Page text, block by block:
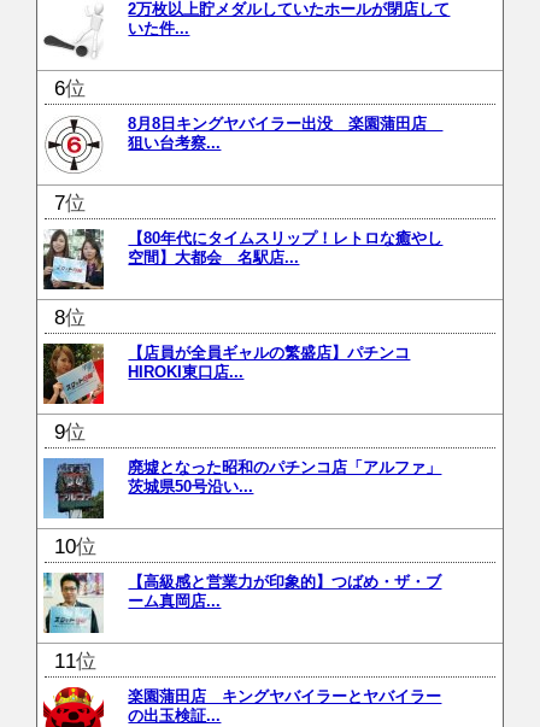
2万枚以上貯メダルしていたホールが閉店して
いた件...
位
8月8日キングヤバイラー出没 楽園蒲田店
狙い台考察...
位
【80年代にタイムスリップ！レトロな癒やし
空間】大都会 名駅店...
位
【店員が全員ギャルの繁盛店】パチンコ
HIROKI東口店...
位
廃墟となった昭和のパチンコ店「アルファ」
茨城県50号沿い...
位
【高級感と営業力が印象的】つばめ・ザ・ブ
ーム真岡店...
位
楽園蒲田店 キングヤバイラーとヤバイラー
の出玉検証...